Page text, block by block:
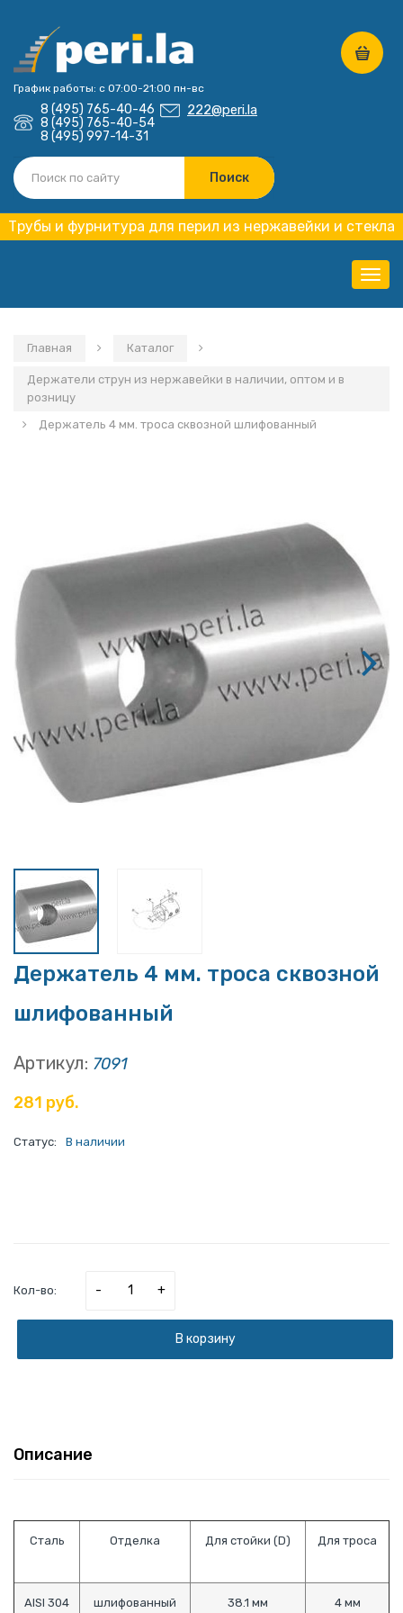
График работы: с 07:00-21:00 пн-вс
8 (495) 765-40-46
8 (495) 765-40-54
8 (495) 997-14-31
222@peri.la
Трубы и фурнитура для перил из нержавейки и стекла
Главная Каталог
Держатели струн из нержавейки в наличии, оптом и в
розницу
Держатель 4 мм. троса сквозной шлифованный
Держатель 4 мм. троса сквозной
шлифованный
Артикул: 7091
281 руб.
Статус: В наличии
Кол-во: - +
В корзину
Описание
Сталь Отделка Для стойки (D) Для троса
AISI 304 шлифованный 38.1 мм 4 мм